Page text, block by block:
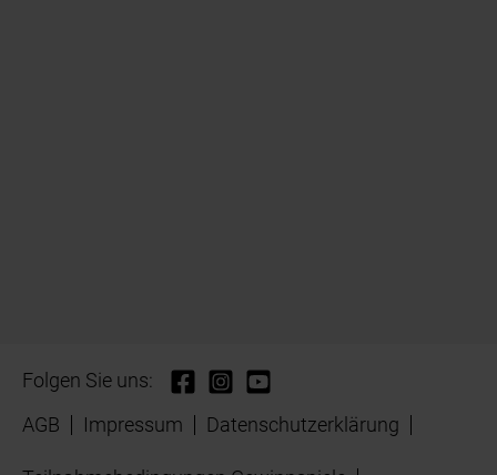
Folgen Sie uns:
AGB
Impressum Datenschutzerklärung